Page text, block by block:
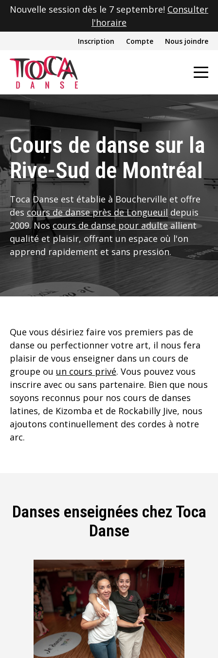
Nouvelle session dès le 7 septembre! Consulter
l'horaire
Inscription Compte Nous joindre
Cours de danse sur la
Rive-Sud de Montréal
Toca Danse est établie à Boucherville et offre
des cours de danse près de Longueuil depuis
2009.Nos cours de danse pour adulteallient
qualité et plaisir, offrant un espace où l'on
apprend rapidement et sans pression.
Que vous désiriez faire vos premiers pas de
danse ou perfectionner votre art, il nous fera
plaisir de vous enseigner dans un cours de
groupe ou un cours privé. Vous pouvez vous
inscrire avec ou sans partenaire. Bien que nous
soyons reconnus pour nos cours de danses
latines, de Kizomba et de Rockabilly Jive, nous
ajoutons continuellement des cordes à notre
arc.
Danses enseignées chez Toca
Danse